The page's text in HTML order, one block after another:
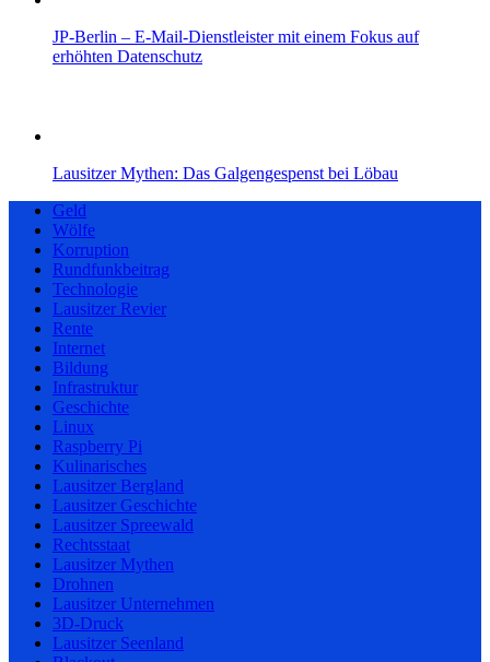
JP-Berlin – E-Mail-Dienstleister mit einem Fokus auf
erhöhten Datenschutz
Lausitzer Mythen: Das Galgengespenst bei Löbau
Geld
Wölfe
Korruption
Rundfunkbeitrag
Technologie
Lausitzer Revier
Rente
Internet
Bildung
Infrastruktur
Geschichte
Linux
Raspberry Pi
Kulinarisches
Lausitzer Bergland
Lausitzer Geschichte
Lausitzer Spreewald
Rechtsstaat
Lausitzer Mythen
Drohnen
Lausitzer Unternehmen
3D-Druck
Lausitzer Seenland